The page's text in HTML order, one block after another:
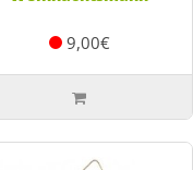
9,00€